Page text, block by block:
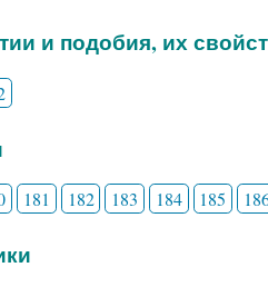
и подобия, их
181 182 183 184 185